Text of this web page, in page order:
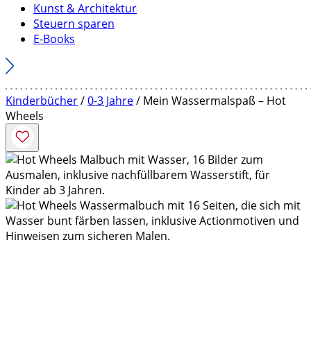
Kunst & Architektur
Steuern sparen
E-Books
Kinderbücher/0-3 Jahre/ Mein Wassermalspaß – Hot
Wheels